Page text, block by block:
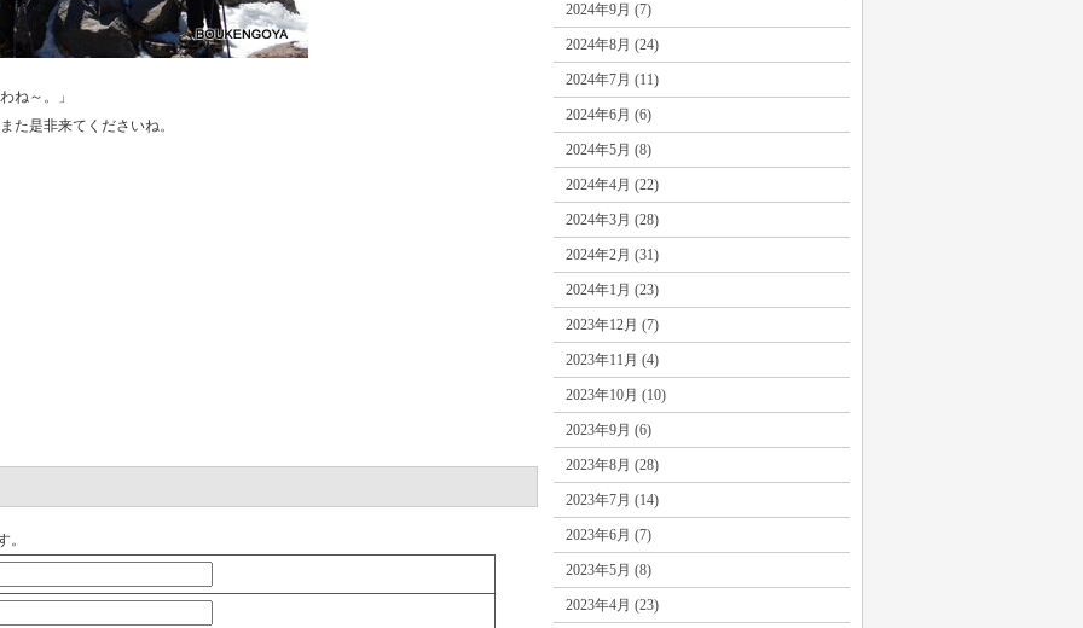
ね～。」
た是非来てくださいね。
。
2024年9月 (7)
2024年8月 (24)
2024年7月 (11)
2024年6月 (6)
2024年5月 (8)
2024年4月 (22)
2024年3月 (28)
2024年2月 (31)
2024年1月 (23)
2023年12月 (7)
2023年11月 (4)
2023年10月 (10)
2023年9月 (6)
2023年8月 (28)
2023年7月 (14)
2023年6月 (7)
2023年5月 (8)
2023年4月 (23)